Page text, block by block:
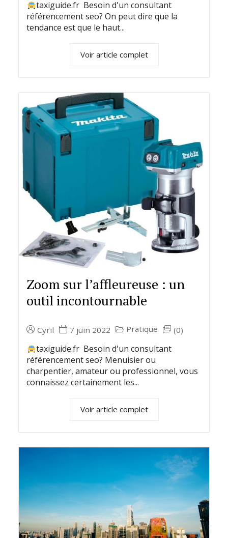
taxiguide.fr Besoin d'un consultant
référencement seo? On peut dire que la
tendance est que le haut...
Voir article complet
Zoom sur l’affleureuse : un
outil incontournable
Cyril 7 juin 2022 Pratique (0)
taxiguide.fr Besoin d'un consultant
référencement seo? Menuisier ou
charpentier, amateur ou professionnel, vous
connaissez certainement les...
Voir article complet